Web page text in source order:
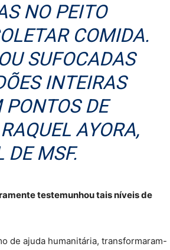
NO PEITO
COMIDA.
SUFOCADAS
INTEIRAS
DE
AYORA,
DE MSF.
testemunhou tais níveis de
de ajuda humanitária, transformaram-